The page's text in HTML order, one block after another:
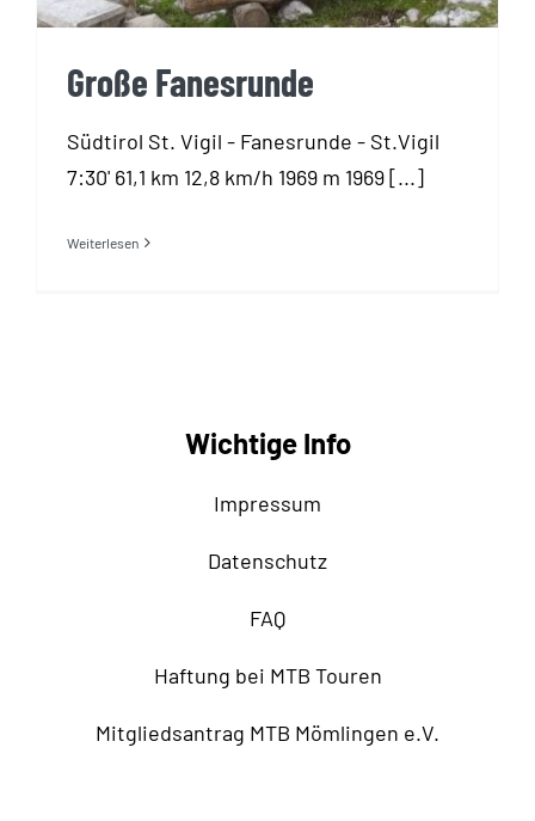
Große Fanesrunde
Südtirol St. Vigil - Fanesrunde - St.Vigil
7:30' 61,1 km 12,8 km/h 1969 m 1969 [...]
Weiterlesen
Wichtige Info
Impressum
Datenschutz
FAQ
Haftung bei MTB Touren
Mitgliedsantrag MTB Mömlingen e.V.